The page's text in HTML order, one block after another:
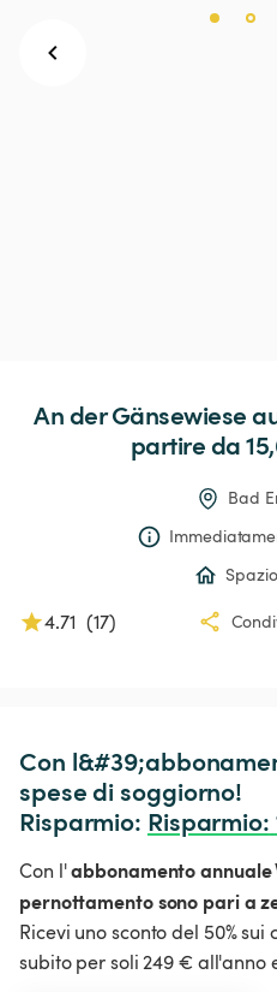
AnderGänsewiese
partire da
Bad
4.71 (17)
Con
spese di soggiorno!
Risparmio: Risparmio:
Con l'abbonamento annuale
pernottamento sono pari a
Ricevi uno sconto del 50%
subito per soli 249 € all'anno